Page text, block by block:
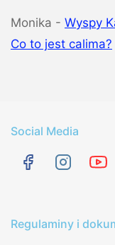
Monika - Wyspy
Co to jest calima?
Social Media
Regulaminy i